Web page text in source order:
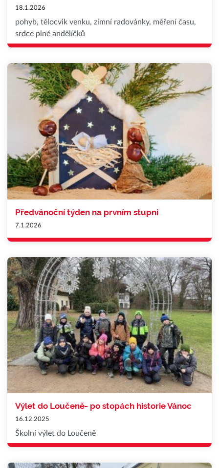
18.1.2026
pohyb, tělocvik venku, zimní radovánky, měření času,
srdce plné andělíčků
Předvánoční týden na prvním stupni
7.1.2026
Výlet do Loučeně- po stopách historie Vánoc
16.12.2025
Školní výlet do Loučeně